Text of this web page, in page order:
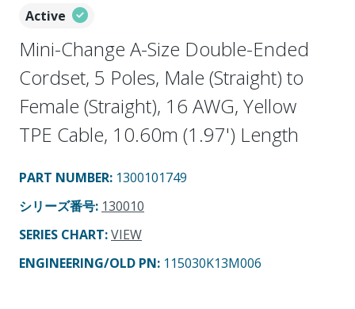
Active
Mini-Change A-Size Double-Ended
Cordset, 5 Poles, Male (Straight) to
Female (Straight), 16 AWG, Yellow
TPE Cable, 10.60m (1.97') Length
PART NUMBER: 1300101749
シリーズ番号: 130010
SERIES CHART:VIEW
ENGINEERING/OLD PN: 115030K13M006